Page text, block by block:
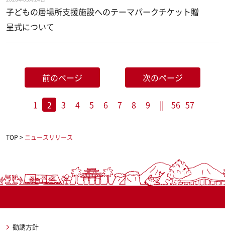
子どもの居場所支援施設へのテーマパークチケット贈
呈式について
前のページ
1 2 3 4 5 6 7 8 9 || 56 57
次のページ
TOP > ニュースリリース
勧誘方針